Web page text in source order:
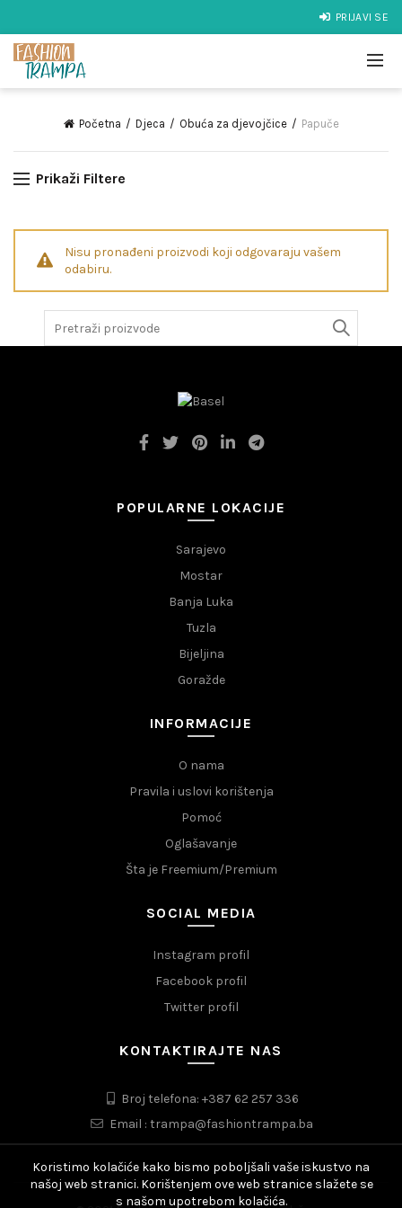
PRIJAVI SE
Početna Djeca Obuća za djevojčice Papuče
Prikaži Filtere
Nisu pronađeni proizvodi koji odgovaraju vašem
odabiru.
POPULARNE LOKACIJE
Sarajevo
Mostar
Banja Luka
Tuzla
Bijeljina
Goražde
INFORMACIJE
O nama
Pravila i uslovi korištenja
Pomoć
Oglašavanje
Šta je Freemium/Premium
SOCIAL MEDIA
Instagram profil
Facebook profil
Twitter profil
KONTAKTIRAJTE NAS
Broj telefona: +387 62 257 336
Email : trampa@fashiontrampa.ba
Koristimo kolačiće kako bismo poboljšali vaše iskustvo na
našoj web stranici. Korištenjem ove web stranice slažete se
s našom upotrebom kolačića.